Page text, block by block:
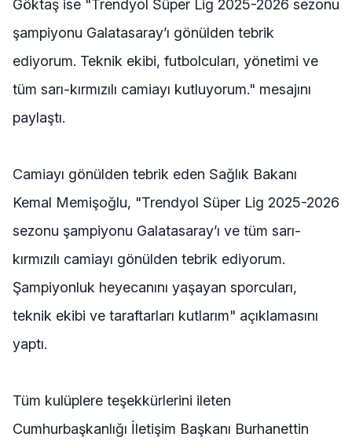
Göktaş ise "Trendyol Süper Lig 2025-2026 sezonu
şampiyonu Galatasaray’ı gönülden tebrik
ediyorum. Teknik ekibi, futbolcuları, yönetimi ve
tüm sarı-kırmızılı camiayı kutluyorum." mesajını
paylaştı.
Camiayı gönülden tebrik eden Sağlık Bakanı
Kemal Memişoğlu, "Trendyol Süper Lig 2025-2026
sezonu şampiyonu Galatasaray’ı ve tüm sarı-
kırmızılı camiayı gönülden tebrik ediyorum.
Şampiyonluk heyecanını yaşayan sporcuları,
teknik ekibi ve taraftarları kutlarım" açıklamasını
yaptı.
Tüm kulüplere teşekkürlerini ileten
Cumhurbaşkanlığı İletişim Başkanı Burhanettin